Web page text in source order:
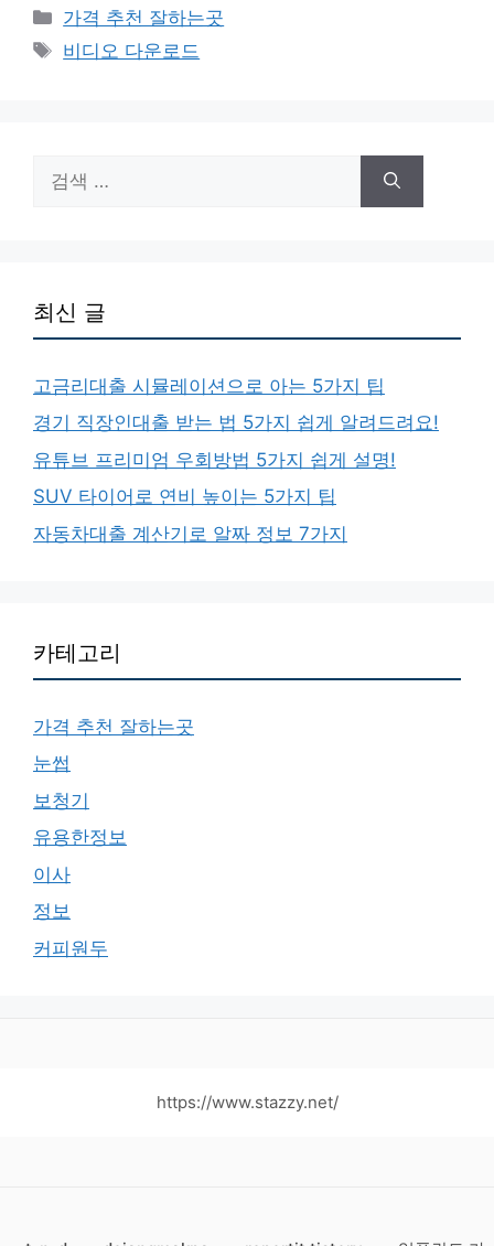
카
테
고
가격 추천 잘하는곳
태
비디오 다운로드
색:
최신 글
고금리대출 시뮬레이션으로 아는 5가지 팁
경기 직장인대출 받는 법 5가지 쉽게 알려드려요!
유튜브 프리미엄 우회방법 5가지 쉽게 설명!
SUV 타이어로 연비 높이는 5가지 팁
자동차대출 계산기로 알짜 정보 7가지
카테고리
가격 추천 잘하는곳
눈썹
보청기
유용한정보
이사
정보
커피원두
https://www.stazzy.net/